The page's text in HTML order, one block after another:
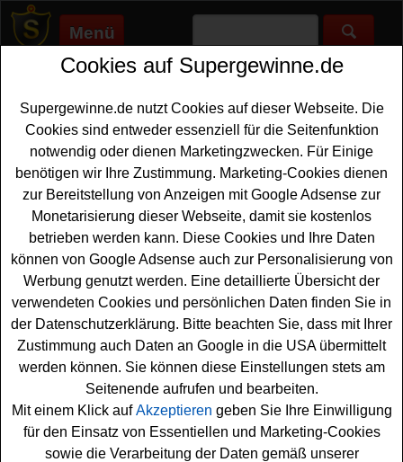
Menü
Supergewinne.de>Gewinnspiele>Bargeld Gewinnspiele>
Anzeige:
Anzeige:
TV Movie Gewinnspiel - Tchibo
Gutschein gewinnen
Wer gern einen tollenGutschein gewinnenmöchte, sollte
bei diesem kostenlosen TV Movie Gewinnspiel
mitmachen. Verlost wird ein Tchibo Gutschein im Wert
von 100 Euro. Mit etwas Glück können Sie denShopping
Gutschein gewinnen. Falls Sie gratis teilnehmen
möchten, müssen Sie nur kurz das Formular ausfüllen
und schon sind Sie gratis mit dabei. Vielleicht klappt es
ja und Sie werden als Gewinner ausgelost? Auf jeden
Fall sind die Daumen schon fest gedrückt. Viel Glück!
Cookies auf Supergewinne.de
Supergewinne.de nutzt Cookies auf dieser Webseite. Die
Cookies sind entweder essenziell für die Seitenfunktion
notwendig oder dienen Marketingzwecken. Für Einige
benötigen wir Ihre Zustimmung. Marketing-Cookies dienen
zur Bereitstellung von Anzeigen mit Google Adsense zur
Monetarisierung dieser Webseite, damit sie kostenlos
betrieben werden kann. Diese Cookies und Ihre Daten
können von Google Adsense auch zur Personalisierung von
Werbung genutzt werden. Eine detaillierte Übersicht der
verwendeten Cookies und persönlichen Daten finden Sie in
der Datenschutzerklärung. Bitte beachten Sie, dass mit Ihrer
Zustimmung auch Daten an Google in die USA übermittelt
werden können. Sie können diese Einstellungen stets am
Seitenende aufrufen und bearbeiten.
Mit einem Klick aufAkzeptieren geben Sie Ihre Einwilligung
für den Einsatz von Essentiellen und Marketing-Cookies
sowie die Verarbeitung der Daten gemäß unserer